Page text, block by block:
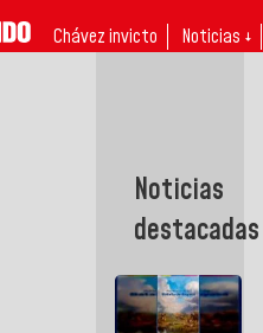
Chávez invicto Noticias ↓
Noticias
destacadas